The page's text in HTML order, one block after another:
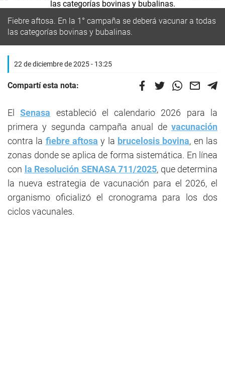
Fiebre aftosa. En la 1° campaña se deberá vacunar a todas
las categorías bovinas y bubalinas.
22 de diciembre de 2025 - 13:25
Compartí esta nota:
ElSenasa estableció el calendario 2026 para la
primera y segunda campaña anual de vacunación
contra la fiebre aftosa y la brucelosis bovina, en las
zonas donde se aplica de forma sistemática. En línea
con la Resolución SENASA 711/2025, que determina
la nueva estrategia de vacunación para el 2026, el
organismo oficializó el cronograma para los dos
ciclos vacunales.